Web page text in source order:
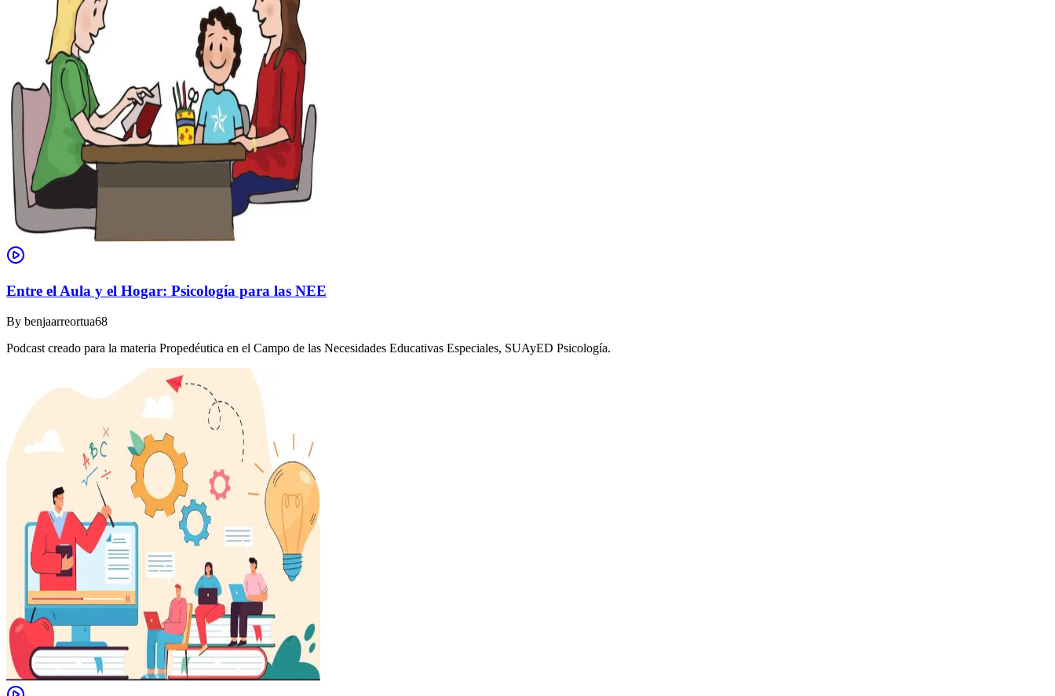
Entre el Aula y el Hogar: Psicología para las NEE
By benjaarreortua68
Podcast creado para la materia Propedéutica en el Campo de las Necesidades Educativas Especiales, SUAyED Psicología.